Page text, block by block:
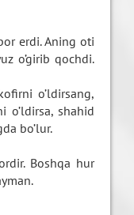
erdi. Aning oti
o’girib qochdi.
o’ldirsang,
o’ldirsa, shahid
bo’lur.
Boshqa hur